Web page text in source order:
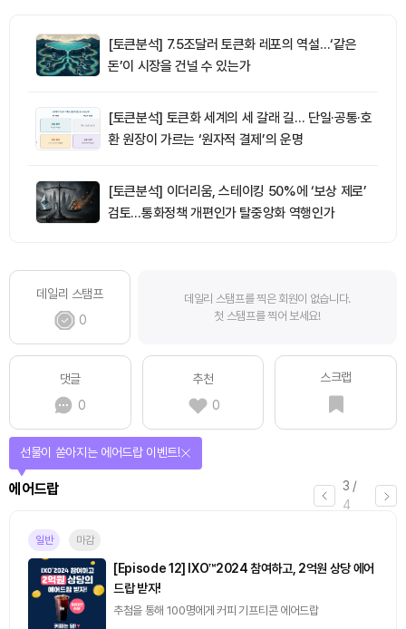
[토큰분석] 7.5조달러 토큰화 레포의 역설…‘같은
돈’이 시장을 건널 수 있는가
[토큰분석] 토큰화 세계의 세 갈래 길… 단일·공통·호
환 원장이 가르는 ‘원자적 결제’의 운명
[토큰분석] 이더리움, 스테이킹 50%에 ‘보상 제로’
검토…통화정책 개편인가 탈중앙화 역행인가
데일리 스탬프
0
데일리 스탬프를 찍은 회원이 없습니다.
첫 스탬프를 찍어 보세요!
댓글
0
추천
0
스크랩
4 /
4
퀴즈
퀴즈풀고 선물 받자!
진행중
[토큰포스트] 기사 퀴즈 658회차
2026.08.07 (금) ~ 2026.08.08 (토)